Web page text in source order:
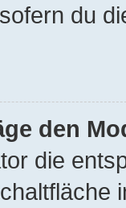
du
den
die